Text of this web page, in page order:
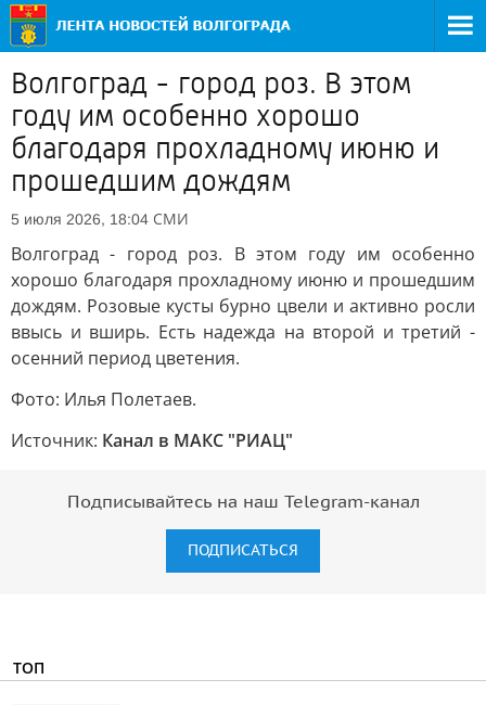
Волгоград - город роз. В этом
году им особенно хорошо
благодаря прохладному июню и
прошедшим дождям
5 июля 2026, 18:04 СМИ
Волгоград - город роз. В этом году им особенно
хорошо благодаря прохладному июню и прошедшим
дождям. Розовые кусты бурно цвели и активно росли
ввысь и вширь. Есть надежда на второй и третий -
осенний период цветения.
Фото: Илья Полетаев.
Источник: Канал в МАКС "РИАЦ"
Подписывайтесь на наш Telegram-канал
ПОДПИСАТЬСЯ
ТОП